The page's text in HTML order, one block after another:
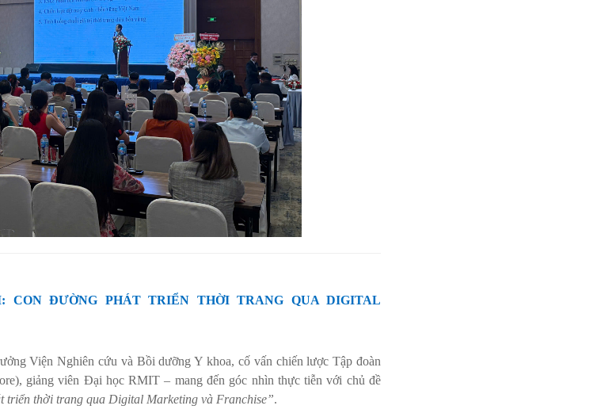
ĐƯỜNG PHÁT TRIỂN THỜI TRANG QUA DIGITAL
Viện Nghiên cứu và Bồi dưỡng Y khoa, cố vấn chiến lược Tập đoàn
giảng viên Đại học RMIT – mang đến góc nhìn thực tiễn với chủ đề
triển thời trang qua Digital Marketing và Franchise”.